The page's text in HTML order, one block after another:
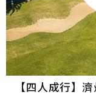
【四人成行】